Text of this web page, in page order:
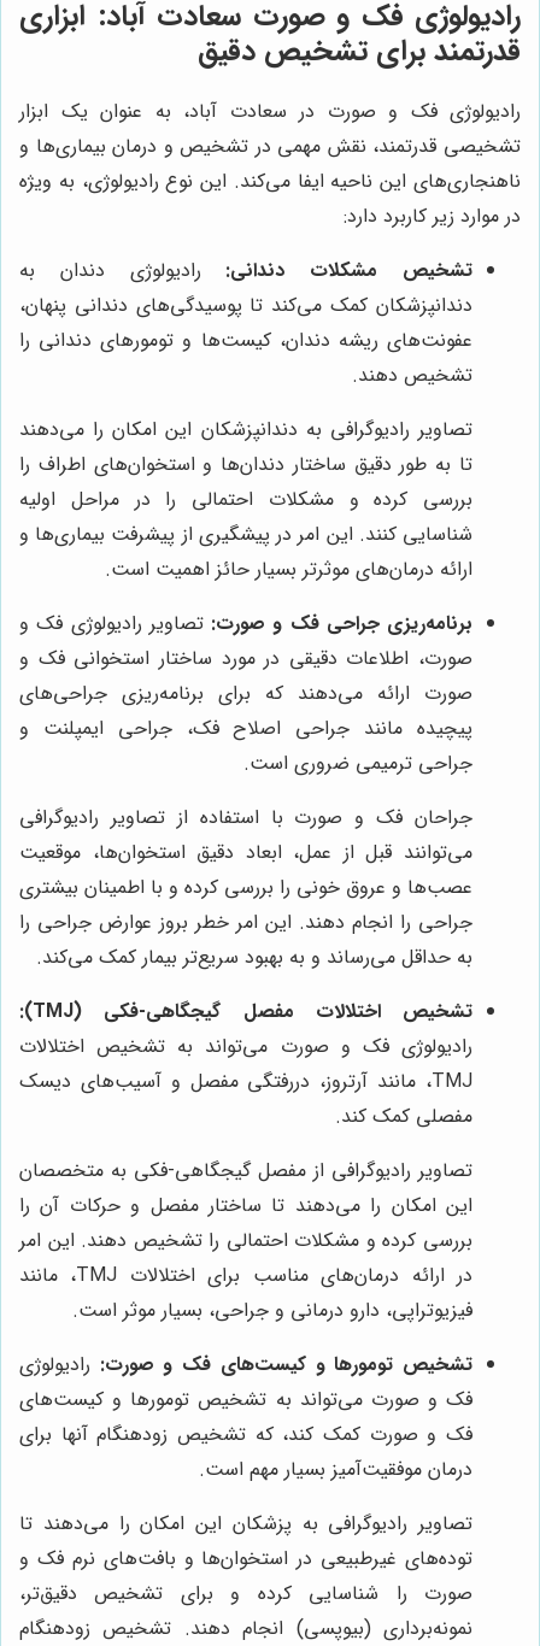
رادیولوژی فک و صورت سعادت آباد: ابزاری
قدرتمند برای تشخیص دقیق
رادیولوژی فک و صورت در سعادت آباد، به عنوان یک ابزار
تشخیصی قدرتمند، نقش مهمی در تشخیص و درمان بیماری‌ها و
ناهنجاری‌های این ناحیه ایفا می‌کند. این نوع رادیولوژی، به ویژه
در موارد زیر کاربرد دارد:
تشخیص مشکلات دندانی: رادیولوژی دندان به
دندانپزشکان کمک می‌کند تا پوسیدگی‌های دندانی پنهان،
عفونت‌های ریشه دندان، کیست‌ها و تومورهای دندانی را
تشخیص دهند.
تصاویر رادیوگرافی به دندانپزشکان این امکان را می‌دهند
تا به طور دقیق ساختار دندان‌ها و استخوان‌های اطراف را
بررسی کرده و مشکلات احتمالی را در مراحل اولیه
شناسایی کنند. این امر در پیشگیری از پیشرفت بیماری‌ها و
ارائه درمان‌های موثرتر بسیار حائز اهمیت است.
برنامه‌ریزی جراحی فک و صورت: تصاویر رادیولوژی فک و
صورت، اطلاعات دقیقی در مورد ساختار استخوانی فک و
صورت ارائه می‌دهند که برای برنامه‌ریزی جراحی‌های
پیچیده مانند جراحی اصلاح فک، جراحی ایمپلنت و
جراحی ترمیمی ضروری است.
جراحان فک و صورت با استفاده از تصاویر رادیوگرافی
می‌توانند قبل از عمل، ابعاد دقیق استخوان‌ها، موقعیت
عصب‌ها و عروق خونی را بررسی کرده و با اطمینان بیشتری
جراحی را انجام دهند. این امر خطر بروز عوارض جراحی را
به حداقل می‌رساند و به بهبود سریع‌تر بیمار کمک می‌کند.
تشخیص اختلالات مفصل گیجگاهی-فکی (TMJ):
رادیولوژی فک و صورت می‌تواند به تشخیص اختلالات
TMJ، مانند آرتروز، دررفتگی مفصل و آسیب‌های دیسک
مفصلی کمک کند.
تصاویر رادیوگرافی از مفصل گیجگاهی-فکی به متخصصان
این امکان را می‌دهند تا ساختار مفصل و حرکات آن را
بررسی کرده و مشکلات احتمالی را تشخیص دهند. این امر
در ارائه درمان‌های مناسب برای اختلالات TMJ، مانند
فیزیوتراپی، دارو درمانی و جراحی، بسیار موثر است.
تشخیص تومورها و کیست‌های فک و صورت: رادیولوژی
فک و صورت می‌تواند به تشخیص تومورها و کیست‌های
فک و صورت کمک کند، که تشخیص زودهنگام آنها برای
درمان موفقیت‌آمیز بسیار مهم است.
تصاویر رادیوگرافی به پزشکان این امکان را می‌دهند تا
توده‌های غیرطبیعی در استخوان‌ها و بافت‌های نرم فک و
صورت را شناسایی کرده و برای تشخیص دقیق‌تر،
نمونه‌برداری (بیوپسی) انجام دهند. تشخیص زودهنگام